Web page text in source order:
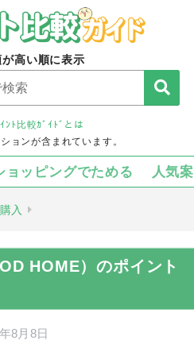
が高い順に表示
ﾝﾄ比較ｶﾞｲﾄﾞとは
ョンが含まれています。
ョッピングでためる 人気
入
HOME）のポイント
8月8日